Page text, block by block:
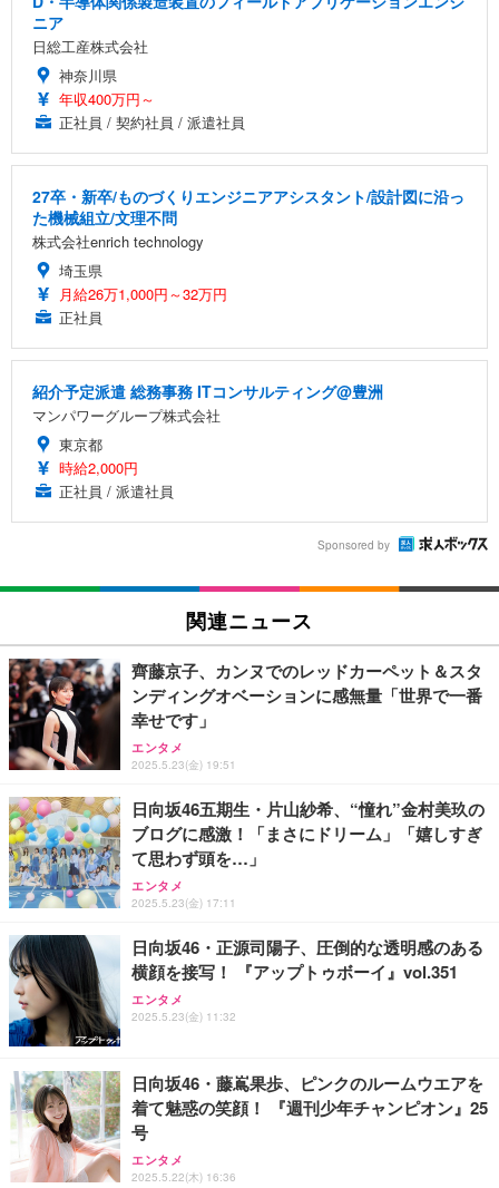
ニア
日総工産株式会社
神奈川県
年収400万円～
正社員 / 契約社員 / 派遣社員
27卒・新卒/ものづくりエンジニアアシスタント/設計図に沿っ
た機械組立/文理不問
株式会社enrich technology
埼玉県
月給26万1,000円～32万円
正社員
紹介予定派遣 総務事務 ITコンサルティング@豊洲
マンパワーグループ株式会社
東京都
時給2,000円
正社員 / 派遣社員
Sponsored by
関連ニュース
齊藤京子、カンヌでのレッドカーペット＆スタ
ンディングオベーションに感無量「世界で一番
幸せです」
エンタメ
2025.5.23(金) 19:51
日向坂46五期生・片山紗希、“憧れ”金村美玖の
ブログに感激！「まさにドリーム」「嬉しすぎ
て思わず頭を…」
エンタメ
2025.5.23(金) 17:11
日向坂46・正源司陽子、圧倒的な透明感のある
横顔を接写！ 『アップトゥボーイ』vol.351
エンタメ
2025.5.23(金) 11:32
日向坂46・藤嶌果歩、ピンクのルームウエアを
着て魅惑の笑顔！ 『週刊少年チャンピオン』25
号
エンタメ
2025.5.22(木) 16:36